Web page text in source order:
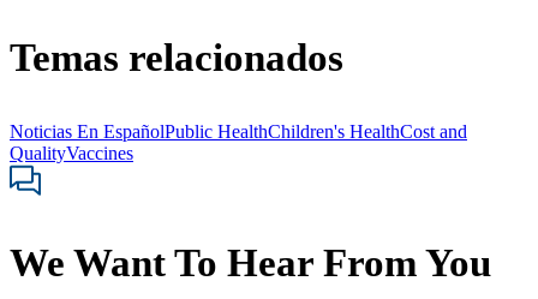
Temas relacionados
Noticias En EspañolPublic HealthChildren's HealthCost and
QualityVaccines
We Want To Hear From You